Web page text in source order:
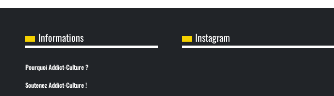
Informations
Pourquoi Addict-Culture ?
Soutenez Addict-Culture !
Instagram